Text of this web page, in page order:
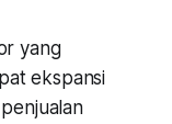
yang
ekspansi